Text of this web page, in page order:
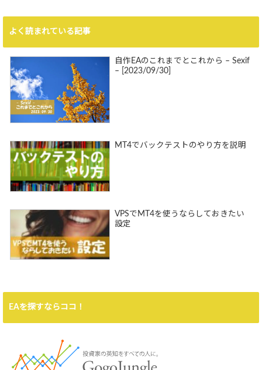
よく読まれている記事
自作EAのこれまでとこれから – Sexif
– [2023/09/30]
MT4でバックテストのやり方を説明
VPSでMT4を使うならしておきたい
設定
EAを探すならココ！